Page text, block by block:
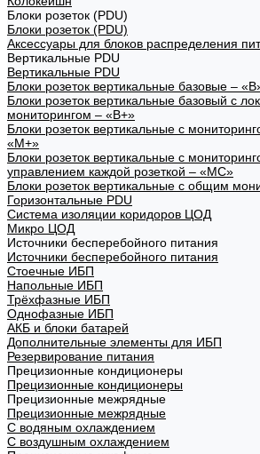
Блоки розеток (PDU)
Блоки розеток (PDU)
Аксессуары для блоков распределения
Вертикальные PDU
Вертикальные PDU
Блоки розеток вертикальные базовые –
Блоки розеток вертикальные базовый с
мониторингом – «В+»
Блоки розеток вертикальные с
«М+»
Блоки розеток вертикальные с
управлением каждой розеткой – «МС»
Блоки розеток вертикальные с общим
Горизонтальные PDU
Система изоляции коридоров ЦОД
Микро ЦОД
Источники бесперебойного питания
Источники бесперебойного питания
Стоечные ИБП
Напольные ИБП
Трёхфазные ИБП
Однофазные ИБП
АКБ и блоки батарей
Дополнительные элементы для ИБП
Резервирование питания
Прецизионные кондиционеры
Прецизионные кондиционеры
Прецизионные межрядные
Прецизионные межрядные
С водяным охлаждением
С воздушным охлаждением